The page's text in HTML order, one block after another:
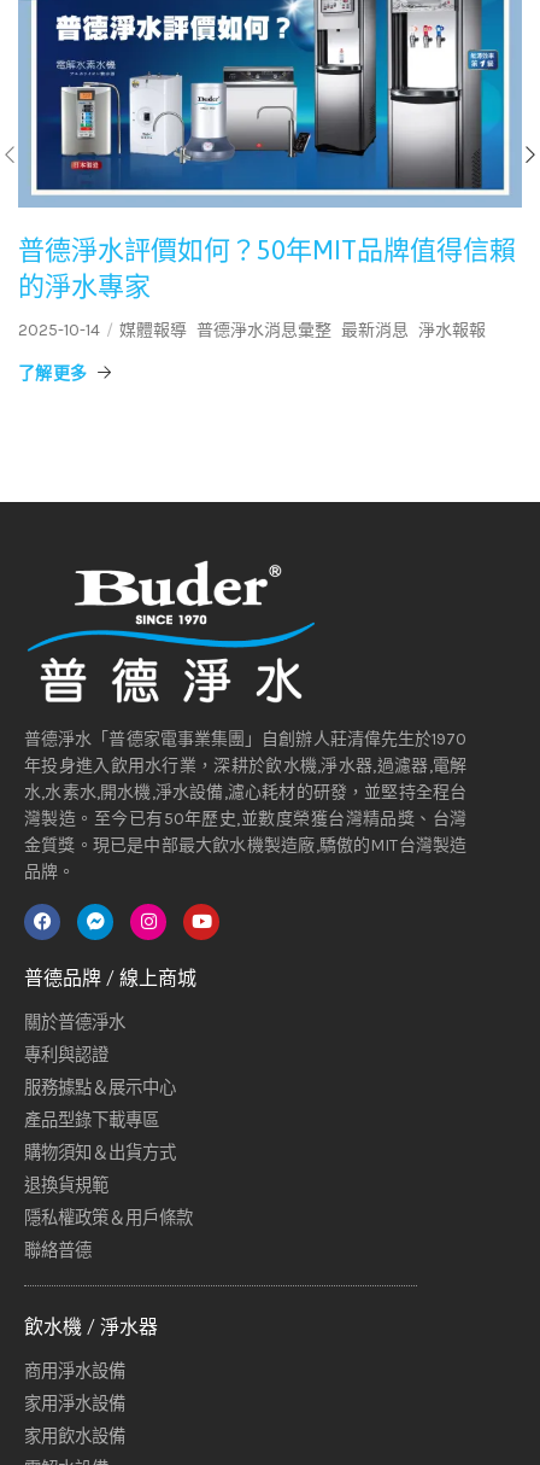
普德淨水評價如何？50年MIT品牌值得信賴
的淨水專家
2025-10-14 媒體報導 普德淨水消息彙整 最新消息 淨水報報
了解更多
普德淨水「普德家電事業集團」自創辦人莊清偉先生於1970
年投身進入飲用水行業，深耕於飲水機,淨水器,過濾器,電解
水,水素水,開水機,淨水設備,濾心耗材的研發，並堅持全程台
灣製造。至今已有50年歷史,並數度榮獲台灣精品獎、台灣
金質獎。現已是中部最大飲水機製造廠,驕傲的MIT台灣製造
品牌。
普德品牌 / 線上商城
關於普德淨水
專利與認證
服務據點＆展示中心
產品型錄下載專區
購物須知＆出貨方式
退換貨規範
隱私權政策＆用戶條款
聯絡普德
飲水機 / 淨水器
商用淨水設備
家用淨水設備
家用飲水設備